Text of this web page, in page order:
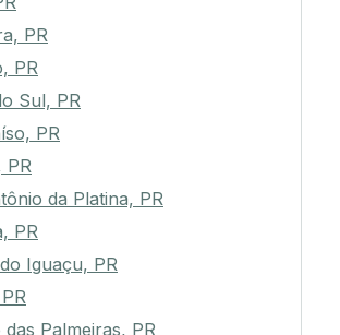
PR
PR
Sul, PR
PR
PR
da Platina, PR
PR
Iguaçu, PR
Palmeiras, PR